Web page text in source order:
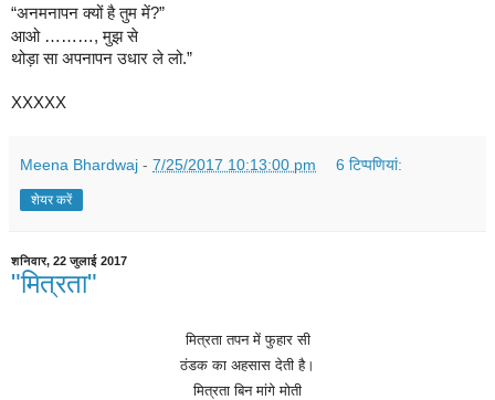
“अनमनापन क्यों है तुम में?”
आओ ………, मुझ से
थोड़ा सा अपनापन उधार ले लो.”
XXXXX
Meena Bhardwaj - 7/25/2017 10:13:00 pm 6 टिप्‍पणियां:
शेयर करें
शनिवार, 22 जुलाई 2017
"मित्रता"
मित्रता तपन में फुहार सी
ठंडक का अहसास देती है।
मित्रता बिन मांगे मोती